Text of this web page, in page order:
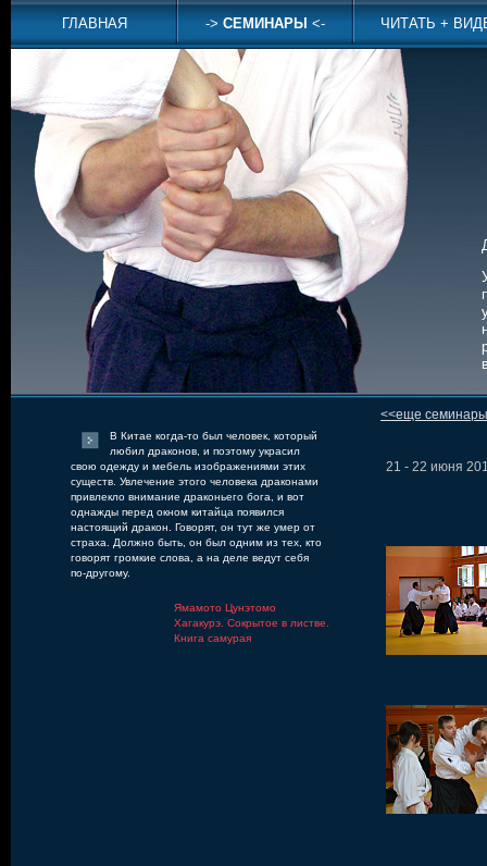
ГЛАВНАЯ -> СЕМИНАРЫ <- ЧИТАТЬ +
В Китае когда-то был человек, который
любил драконов, и поэтому украсил
свою одежду и мебель изображениями этих
существ. Увлечение этого человека драконами
привлекло внимание драконьего бога, и вот
однажды перед окном китайца появился
настоящий дракон. Говорят, он тут же умер от
страха. Должно быть, он был одним из тех, кто
говорят громкие слова, а на деле ведут себя
по-другому.
Ямамото Цунэтомо
Хагакурэ. Сокрытое в листве.
Книга самурая
<<еще семинары
21 - 22 июня